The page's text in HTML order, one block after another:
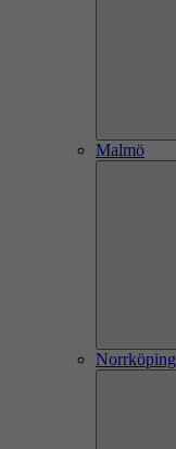
Malmö
Norrköping